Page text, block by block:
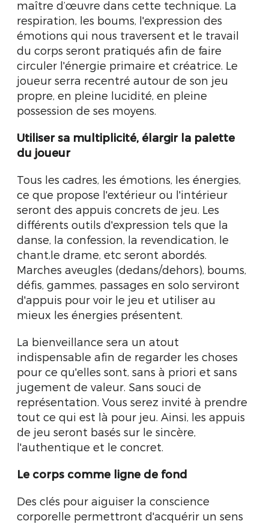
maître d’œuvre dans cette technique. La
respiration, les boums, l'expression des
émotions qui nous traversent et le travail
du corps seront pratiqués afin de faire
circuler l'énergie primaire et créatrice. Le
joueur serra recentré autour de son jeu
propre, en pleine lucidité, en pleine
possession de ses moyens.
Utiliser sa multiplicité, élargir la palette
du joueur
Tous les cadres, les émotions, les énergies,
ce que propose l'extérieur ou l'intérieur
seront des appuis concrets de jeu. Les
différents outils d'expression tels que la
danse, la confession, la revendication, le
chant,le drame, etc seront abordés.
Marches aveugles (dedans/dehors), boums,
défis, gammes, passages en solo serviront
d'appuis pour voir le jeu et utiliser au
mieux les énergies présentent.
La bienveillance sera un atout
indispensable afin de regarder les choses
pour ce qu'elles sont, sans à priori et sans
jugement de valeur. Sans souci de
représentation. Vous serez invité à prendre
tout ce qui est là pour jeu. Ainsi, les appuis
de jeu seront basés sur le sincère,
l'authentique et le concret.
Le corps comme ligne de fond
Des clés pour aiguiser la conscience
corporelle permettront d'acquérir un sens